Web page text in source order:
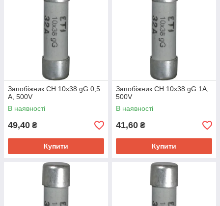
Запобіжник CH 10x38 gG 0,5
A, 500V
В наявності
49,40 ₴
Купити
Запобіжник CH 10x38 gG 1A,
500V
В наявності
41,60 ₴
Купити